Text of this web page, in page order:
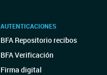
AUTENTICACIONES
BFA Repositorio recibos
BFA Verificación
Firma digital